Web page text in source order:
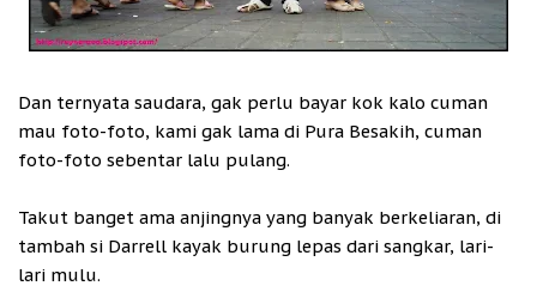
Dan ternyata saudara, gak perlu bayar kok kalo cuman
mau foto-foto, kami gak lama di Pura Besakih, cuman
foto-foto sebentar lalu pulang.
Takut banget ama anjingnya yang banyak berkeliaran, di
tambah si Darrell kayak burung lepas dari sangkar, lari-
lari mulu.